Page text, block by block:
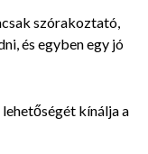
szórakoztató,
és egyben egy jó
kínálja a